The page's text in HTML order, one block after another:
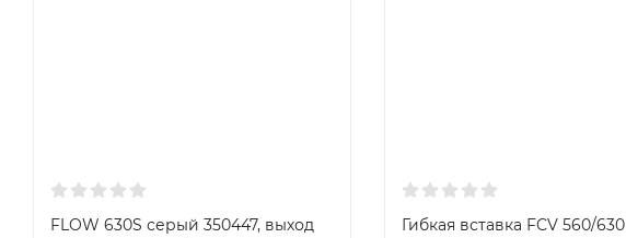
FLOW 630S серый 350447, выход
Гибкая вставка FCV 560/630